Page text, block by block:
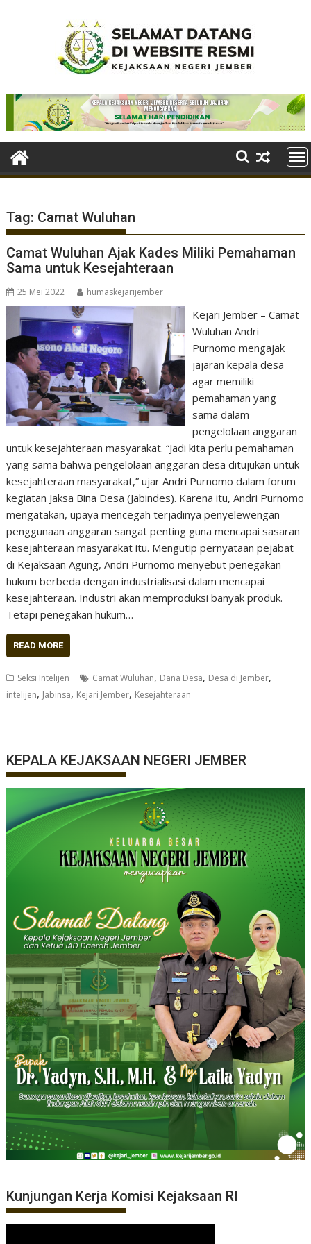
Tag: Camat Wuluhan
Camat Wuluhan Ajak Kades Miliki Pemahaman
Sama untuk Kesejahteraan
25 Mei 2022 humaskejarijember
Kejari Jember – Camat
Wuluhan Andri
Purnomo mengajak
jajaran kepala desa
agar memiliki
pemahaman yang
sama dalam
pengelolaan anggaran
untuk kesejahteraan masyarakat. “Jadi kita perlu pemahaman
yang sama bahwa pengelolaan anggaran desa ditujukan untuk
kesejahteraan masyarakat,” ujar Andri Purnomo dalam forum
kegiatan Jaksa Bina Desa (Jabindes). Karena itu, Andri Purnomo
mengatakan, upaya mencegah terjadinya penyelewengan
penggunaan anggaran sangat penting guna mencapai sasaran
kesejahteraan masyarakat itu. Mengutip pernyataan pejabat
di Kejaksaan Agung, Andri Purnomo menyebut penegakan
hukum berbeda dengan industrialisasi dalam mencapai
kesejahteraan. Industri akan memproduksi banyak produk.
Tetapi penegakan hukum…
READ MORE
Seksi Intelijen Camat Wuluhan, Dana Desa, Desa di Jember,
intelijen, Jabinsa, Kejari Jember, Kesejahteraan
KEPALA KEJAKSAAN NEGERI JEMBER
Kunjungan Kerja Komisi Kejaksaan RI